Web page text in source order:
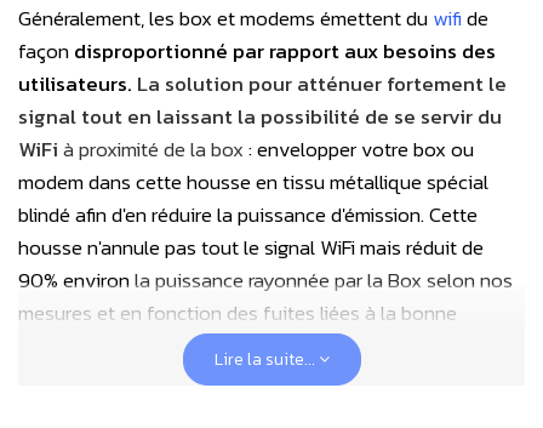
Généralement, les box et modems émettent duwifide
façondisproportionné par rapport aux besoins des
utilisateurs. La solution pour atténuer fortement le
signal tout en laissant la possibilité de se servir du
WiFià proximité de la box: envelopper votre box ou
modem dans cette housse en tissu métallique spécial
blindé afin d'en réduire la puissance d'émission. Cette
housse n'annule pas tout le signal WiFi mais réduit de
90% environla puissance rayonnée par la Box selon nos
mesures et en fonction des fuites liées à la bonne
fermeture de la housse autour des câbles qui en sortent
En vous éloignant de quelques mètres de la box ainsi
Lire la suite...